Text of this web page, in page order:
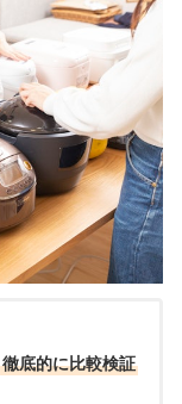
徹底的に比較検証